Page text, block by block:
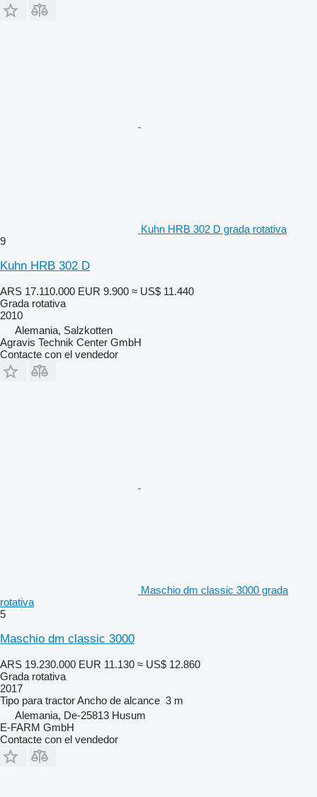
Kuhn HRB 302 D grada rotativa
9
Kuhn HRB 302 D
ARS 17.110.000 EUR 9.900 ≈ US$ 11.440
Grada rotativa
2010
Alemania, Salzkotten
Agravis Technik Center GmbH
Contacte con el vendedor
Maschio dm classic 3000 grada
rotativa
5
Maschio dm classic 3000
ARS 19.230.000 EUR 11.130 ≈ US$ 12.860
Grada rotativa
2017
Tipo para tractorAncho de alcance 3 m
Alemania, De-25813 Husum
E-FARM GmbH
Contacte con el vendedor